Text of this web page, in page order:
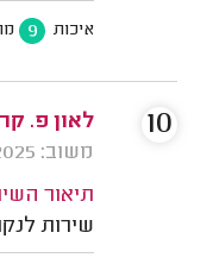
איכות 9
לאון פ.
משוב: 19/06/2025
תיאור
שירות
10